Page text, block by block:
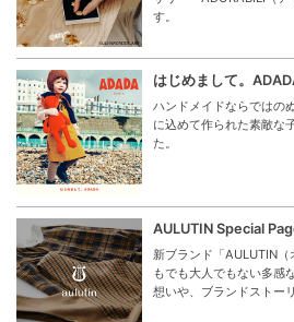
す。
はじめまして。
ハンドメイドならではの
に込めて作られた素敵な
た。
AULUTIN Special
新ブランド「AULUTIN
もでも大人でもない多感
想いや、ブランドストー